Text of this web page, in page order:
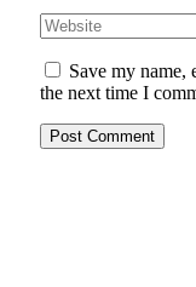
Save my name,
the next time I